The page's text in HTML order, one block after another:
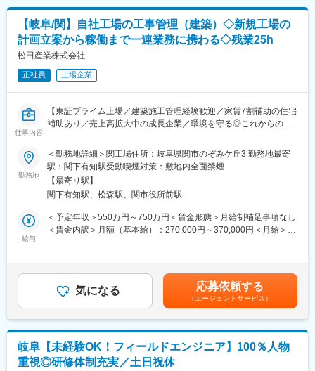
└一人一人に専属のメンターがつき、1か月に1回程度の面談を通
じて現場・技術・キャリア・働き方などについて一緒に考えま
す。
技術サポートセンターの担当もいるため、現場配属後も気軽に技
術の質問ができる環境です。
（3）資格取得支援
└東京・名古屋・大阪・広島に自社教育施設を設け、国家資格
「施工管理士」取得に向けてサポートさせていただきます。（2か
月に1回程度）
資格取得時には資格手当を支給します。
異業種へのキャリアチェンジも可能です！ITエンジニア、CAD設
計・製造・営業職など様々な選択肢があります。
新規建築:既存建屋＝1:4
■働き方：
・残業時間：25h程度
・土日祝休／年120休日
※年に数回工事の際に休日出勤は発生しますがその際は振休を取得
頂きます。
・マイカー通勤可
■充実した福利厚生：
規定あり
・福利厚生サービスへ加入、保養所あり
■配属部署：
└約32名在籍（20～40代が中心）
※建築、機械、電気・計装の3チーム体制。建築、機械、電気・計
当社は1935年創業、企業理念にある「限りある地球資源の有効活
用」を事業の根幹とし、貴金属関連事業と食品関連事業を展開し
ています。松田産業グループ全体の売上高は順調に拡大、売上高
3500億円を突破しております。
【岐阜/関】自社工場の工事管理（建築）◇新規工場の
計画立案から稼働まで一連業務に携わる◇残業25h
松田産業株式会社
正社員 上場企業
仕事内容
【東証プライム上場／建築施工管理経験歓迎／家賃7割補助の住宅
補助あり／売上高拡大中の成長企業／環境を守る◎これからの社
■職務内容：
当社工場の修繕工事の工事管理をお任せします。建設工事は協力
会社に依頼となります。
＜具体的な業務内容＞
・工場の新設/設備導入
└既存建屋設備の定期メンテナンスや改修、修繕、故障時の修理
・海外現地法人の工場施設（海外出張により定期監査あり）
└現地法人の建設工事・設備導入～試運転、定期メンテナンス
新規建築:既存建屋＝1:4
■働き方：
勤務地
＜勤務地詳細＞関工場住所：岐阜県関市のぞみケ丘3 勤務地最寄
駅：関下有知駅受動喫煙対策：敷地内全面禁煙
【最寄り駅】
関下有知駅、松森駅、関市役所前駅
給与
＜予定年収＞550万円～750万円＜賃金形態＞月給制補足事項なし
＜賃金内訳＞月額（基本給）：270,000円～370,000円＜月給＞
月、12月）賃金はあくまでも目安の金額であり、選考を通じて上
下する可能性があります。月給(月額)は固定手当を含めた表記で
す。
気になる 応募依頼する
（エージェントサービス）
岐阜【未経験OK！フィールドエンジニア】100％人物
重視◎研修体制充実／土日祝休